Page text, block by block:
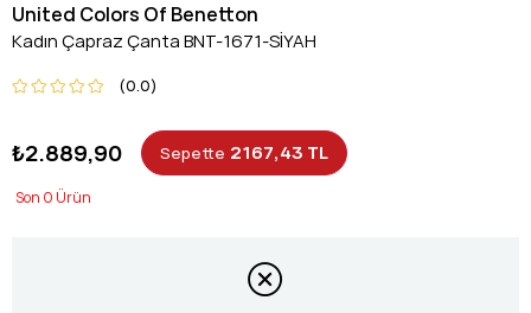
United Colors Of Benetton
Kadın Çapraz Çanta BNT-1671-SİYAH
0.0
₺2.889,90 Sepette 2167,43 TL
0